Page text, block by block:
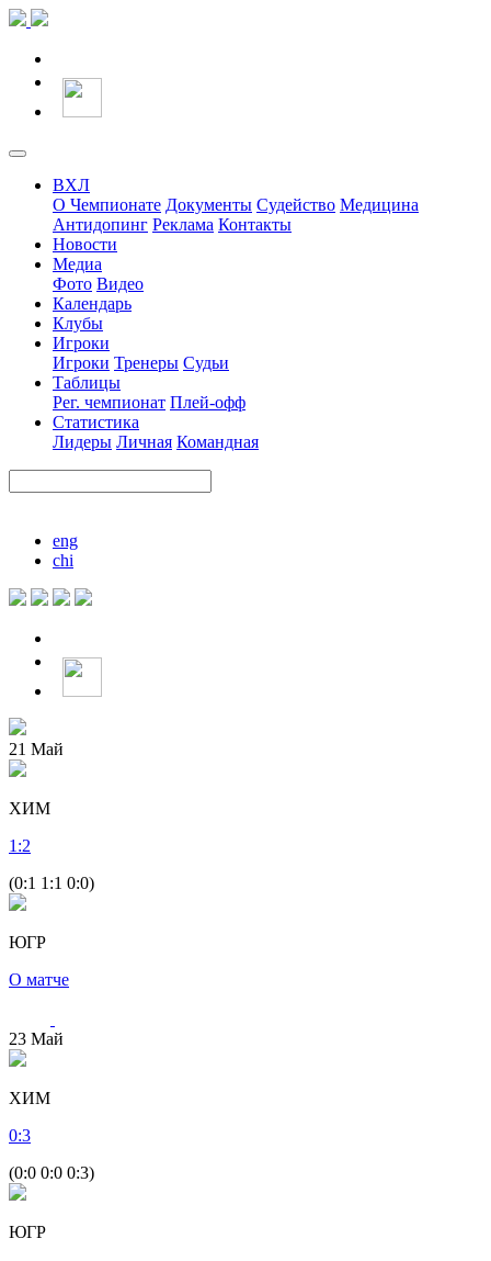
ВХЛ
О Чемпионате Документы Судейство Медицина
Антидопинг Реклама Контакты
Новости
Медиа
Фото Видео
Календарь
Клубы
Игроки
Игроки Тренеры Судьи
Таблицы
Рег. чемпионат Плей-офф
Статистика
Лидеры Личная Командная
eng
chi
21 Май
ХИМ
1 :2
(0:1 1:1 0:0)
ЮГР
О матче
23 Май
ХИМ
0:3
(0:0 0:0 0:3)
ЮГР